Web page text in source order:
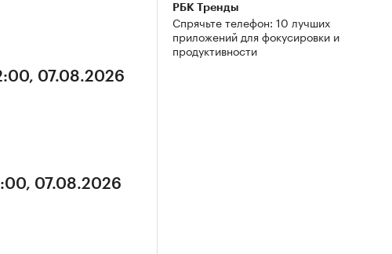
07.08.2026
07.08.2026
РБК Тренды
Спрячьте телефон: 10 лучших
приложений для фокусировки и
продуктивности